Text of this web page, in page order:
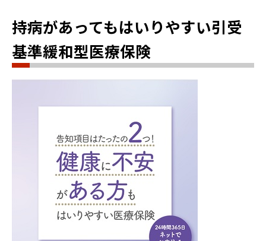
持病があってもはいりやすい引受
基準緩和型医療保険